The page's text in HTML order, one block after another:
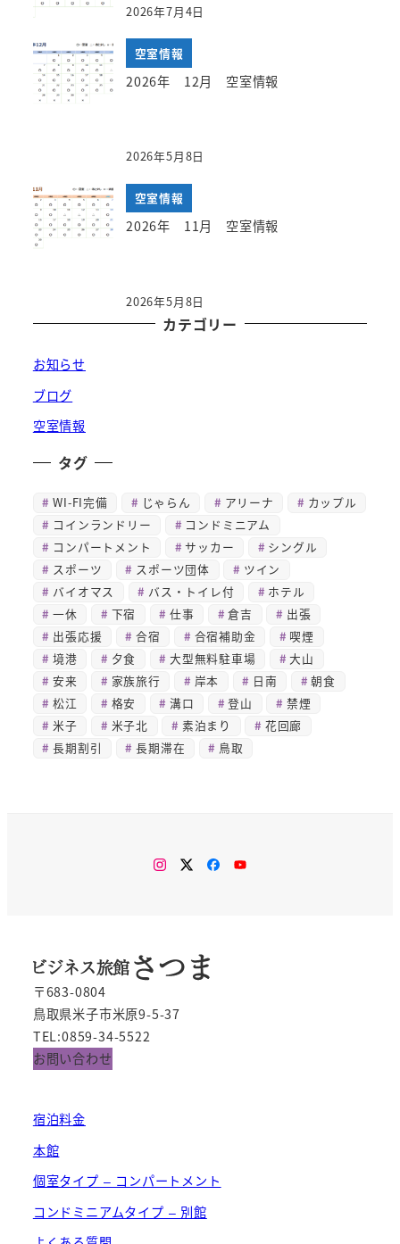
2026年7月4日
空室情報
2026年 12月 空室情報
2026年5月8日
空室情報
2026年 11月 空室情報
2026年5月8日
カテゴリー
お知らせ
ブログ
空室情報
タグ
WI-FI完備 じゃらん アリーナ
カップル
コインランドリー
コンドミニアム
コンパートメント
サッカー
シングル
スポーツ
スポーツ団体
ツイン
バイオマス
バス・トイレ付
ホテル
一休
下宿 仕事 倉吉
出張
出張応援
合宿 合宿補助金
喫煙
境港
夕食 大型無料駐車場
大山
安来
家族旅行 岸本 日南
朝食
松江
格安 溝口 登山
禁煙
米子
米子北 素泊まり
花回廊
長期割引
長期滞在 鳥取
Instagram
Twitter
Facebook
You
〒683-0804
鳥取県米子市米原9-5-37
TEL:0859-34-5522
お問い合わせ
宿泊料金
本館
個室タイプ – コンパートメント
コンドミニアムタイプ – 別館